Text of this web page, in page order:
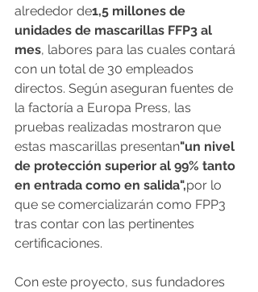
alrededor de1,5 millones de
unidades de mascarillas FFP3 al
mes, labores para las cuales contará
con un total de 30 empleados
directos. Según aseguran fuentes de
la factoría a Europa Press, las
pruebas realizadas mostraron que
estas mascarillas presentan"un nivel
de protección superior al 99% tanto
en entrada como en salida",por lo
que se comercializarán como FPP3
tras contar con las pertinentes
certificaciones.
Con este proyecto, sus fundadores